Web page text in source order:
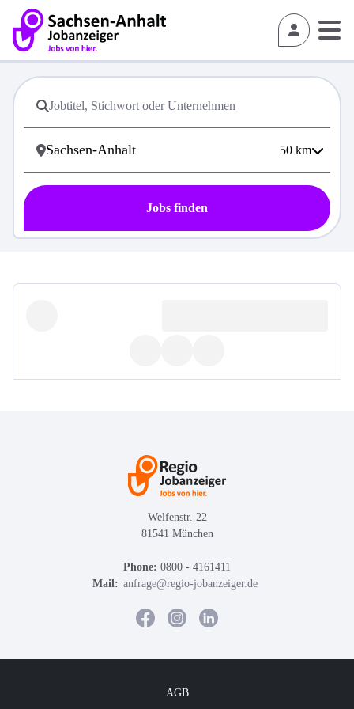
50 km
Jobs finden
Welfenstr. 22
81541 München
Phone: 0800 - 4161411
Mail: anfrage@regio-jobanzeiger.de
AGB